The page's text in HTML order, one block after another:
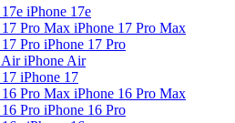
iPhone 17e
iPhone 17 Pro Max
iPhone 17 Pro
iPhone Air
iPhone 17
iPhone 16 Pro Max
iPhone 16 Pro